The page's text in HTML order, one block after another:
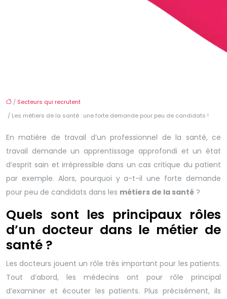
/ Secteurs qui recrutent
/ Les métiers de la santé : une forte demande pour peu de candidats !
En matière de travail d’un professionnel de la santé, ce
travail demande un apprentissage approfondi et un état
d’esprit sain et irrépressible dans un cas critique du patient
par exemple. Alors, pourquoi y a-t-il une forte demande
pour peu de candidats dans les métiers de la santé ?
Quels sont les principaux rôles
d’un docteur dans le métier de
santé ?
Les docteurs jouent un rôle très important pour les patients.
Tout d’abord, les médecins ont pour rôle principal
d’examiner et écouter les patients. Plus précisément, ils